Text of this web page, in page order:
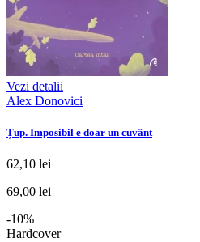
Vezi detalii
Alex Donovici
Țup. Imposibil e doar un cuvânt
62,10 lei
69,00 lei
-10%
Hardcover